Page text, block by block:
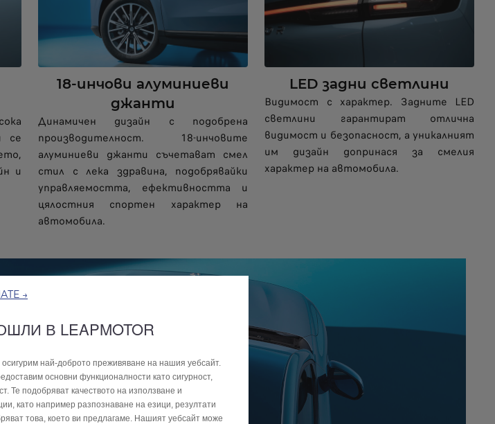
се
и
18-инчови алуминиеви
джанти
Динамичен дизайн с подобрена
производителност. 18-инчовите
алуминиеви джанти съчетават смел
стил с лека здравина, подобрявайки
управляемостта, ефективността и
цялостния спортен характер на
автомобила.
LED задни светлини
Видимост с характер. Задните LED
светлини гарантират отлична
видимост и безопасност, а уникалният
им дизайн допринася за смелия
характер на автомобила.
→
В LEAPMOTOR
най-доброто преживяване на нашия уебсайт.
основни функционалности като сигурност,
Те подобряват качеството на използване и
като например разпознаване на езици, резултати
това, което ви предлагаме. Нашият уебсайт може